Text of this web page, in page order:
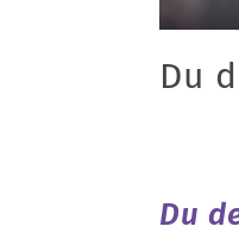
Du
Du